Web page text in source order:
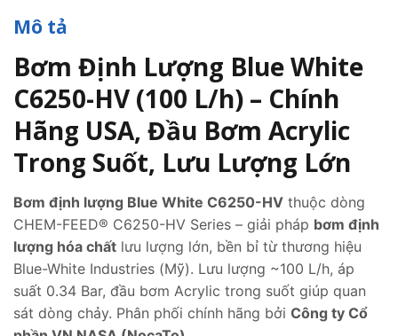
Mô tả
Bơm Định Lượng Blue White
C6250-HV (100 L/h) – Chính
Hãng USA, Đầu Bơm Acrylic
Trong Suốt, Lưu Lượng Lớn
Bơm định lượng Blue White C6250-HV thuộc dòng
CHEM-FEED® C6250-HV Series – giải pháp bơm định
lượng hóa chất lưu lượng lớn, bền bỉ từ thương hiệu
Blue-White Industries (Mỹ). Lưu lượng ~100 L/h, áp
suất 0.34 Bar, đầu bơm Acrylic trong suốt giúp quan
sát dòng chảy. Phân phối chính hãng bởi Công ty Cổ